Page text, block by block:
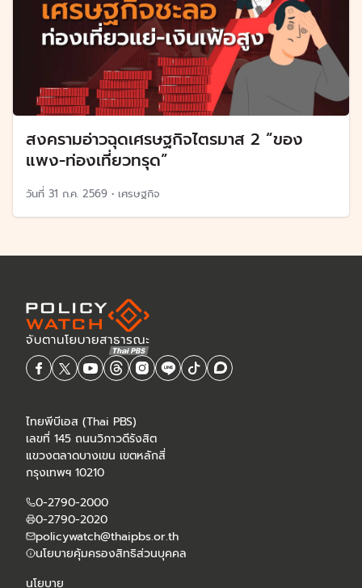
สงครามอ่าวฉุดเศรษฐกิจไตรมาส 2 “ของ
แพง-ท่องเที่ยวทรุด”
วันที่ 31 ก.ค. 2569 • เศรษฐกิจ
ไทยพีบีเอส (Thai PBS)
เลขที่ 145 ถนนวิภาวดีรังสิต
แขวงตลาดบางเขน เขตหลักสี่
กรุงเทพฯ 10210
0-2790-2000
0-2790-2020
policywatch@thaipbs.or.th
นโยบายคุ้มครองสิทธิส่วนบุคคล
นโยบาย